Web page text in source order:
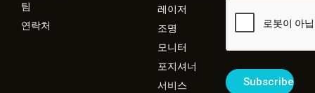
팀
연락처
레이저
조명
모니터
포지셔너
서비스